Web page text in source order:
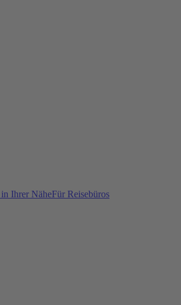
in Ihrer NäheFür Reisebüros